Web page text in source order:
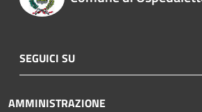
SEGUICI SU
AMMINISTRAZIONE